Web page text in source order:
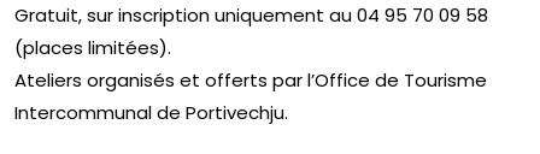
Gratuit, sur inscription uniquement au 04 95 70 09 58
(places limitées).
Ateliers organisés et offerts par l’Office de Tourisme
Intercommunal de Portivechju.